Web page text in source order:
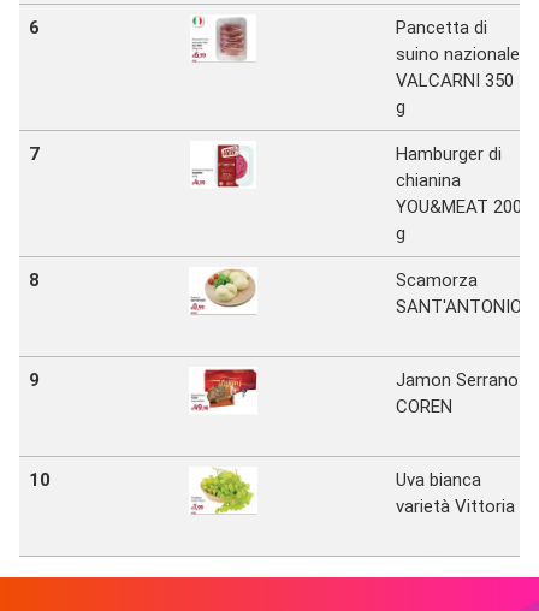
6
Pancetta di
suino nazionale
VALCARNI 350
g
7
Hamburger di
chianina
YOU&MEAT 200
g
8
Scamorza
SANT'ANTONIO
9
Jamon Serrano
COREN
10
Uva bianca
varietà Vittoria